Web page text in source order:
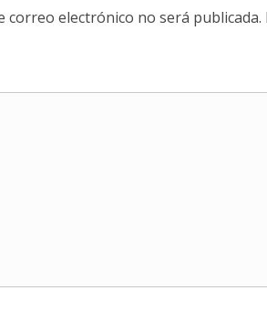
correo electrónico no será publicada.